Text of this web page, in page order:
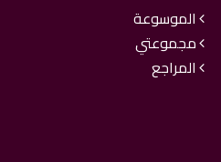
الموسوعة
مجموعتي
المراجع